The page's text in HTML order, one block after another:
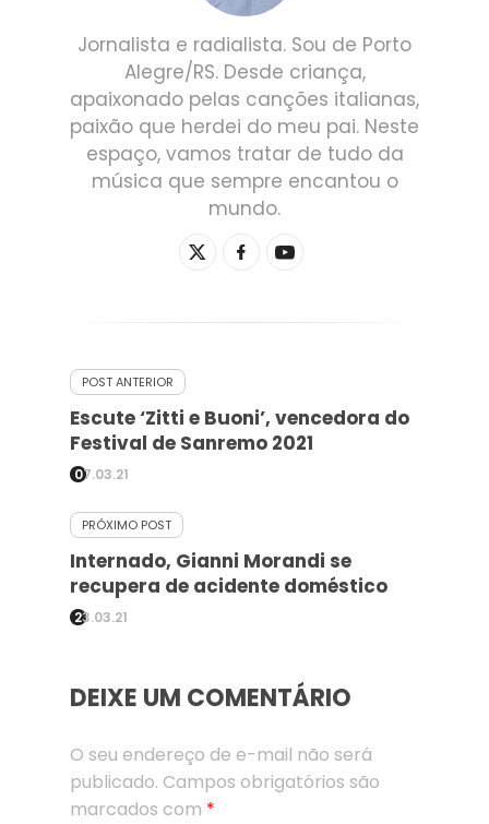
Jornalista e radialista. Sou de Porto
Alegre/RS. Desde criança,
apaixonado pelas canções italianas,
paixão que herdei do meu pai. Neste
espaço, vamos tratar de tudo da
música que sempre encantou o
mundo.
POST ANTERIOR
Escute ‘Zitti e Buoni’, vencedora do
Festival de Sanremo 2021
07.03.21
PRÓXIMO POST
Internado, Gianni Morandi se
recupera de acidente doméstico
23.03.21
DEIXE UM COMENTÁRIO
O seu endereço de e-mail não será
publicado. Campos obrigatórios são
marcados com *